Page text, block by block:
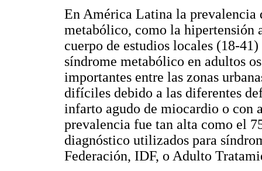
En América Latina la prevalencia
metabólico, como la hipertensión
cuerpo de estudios locales (18-
síndrome metabólico en adultos
importantes entre las zonas
difíciles debido a las diferentes
infarto agudo de miocardio o con
prevalencia fue tan alta como el
diagnóstico utilizados para
Federación, IDF, o Adulto